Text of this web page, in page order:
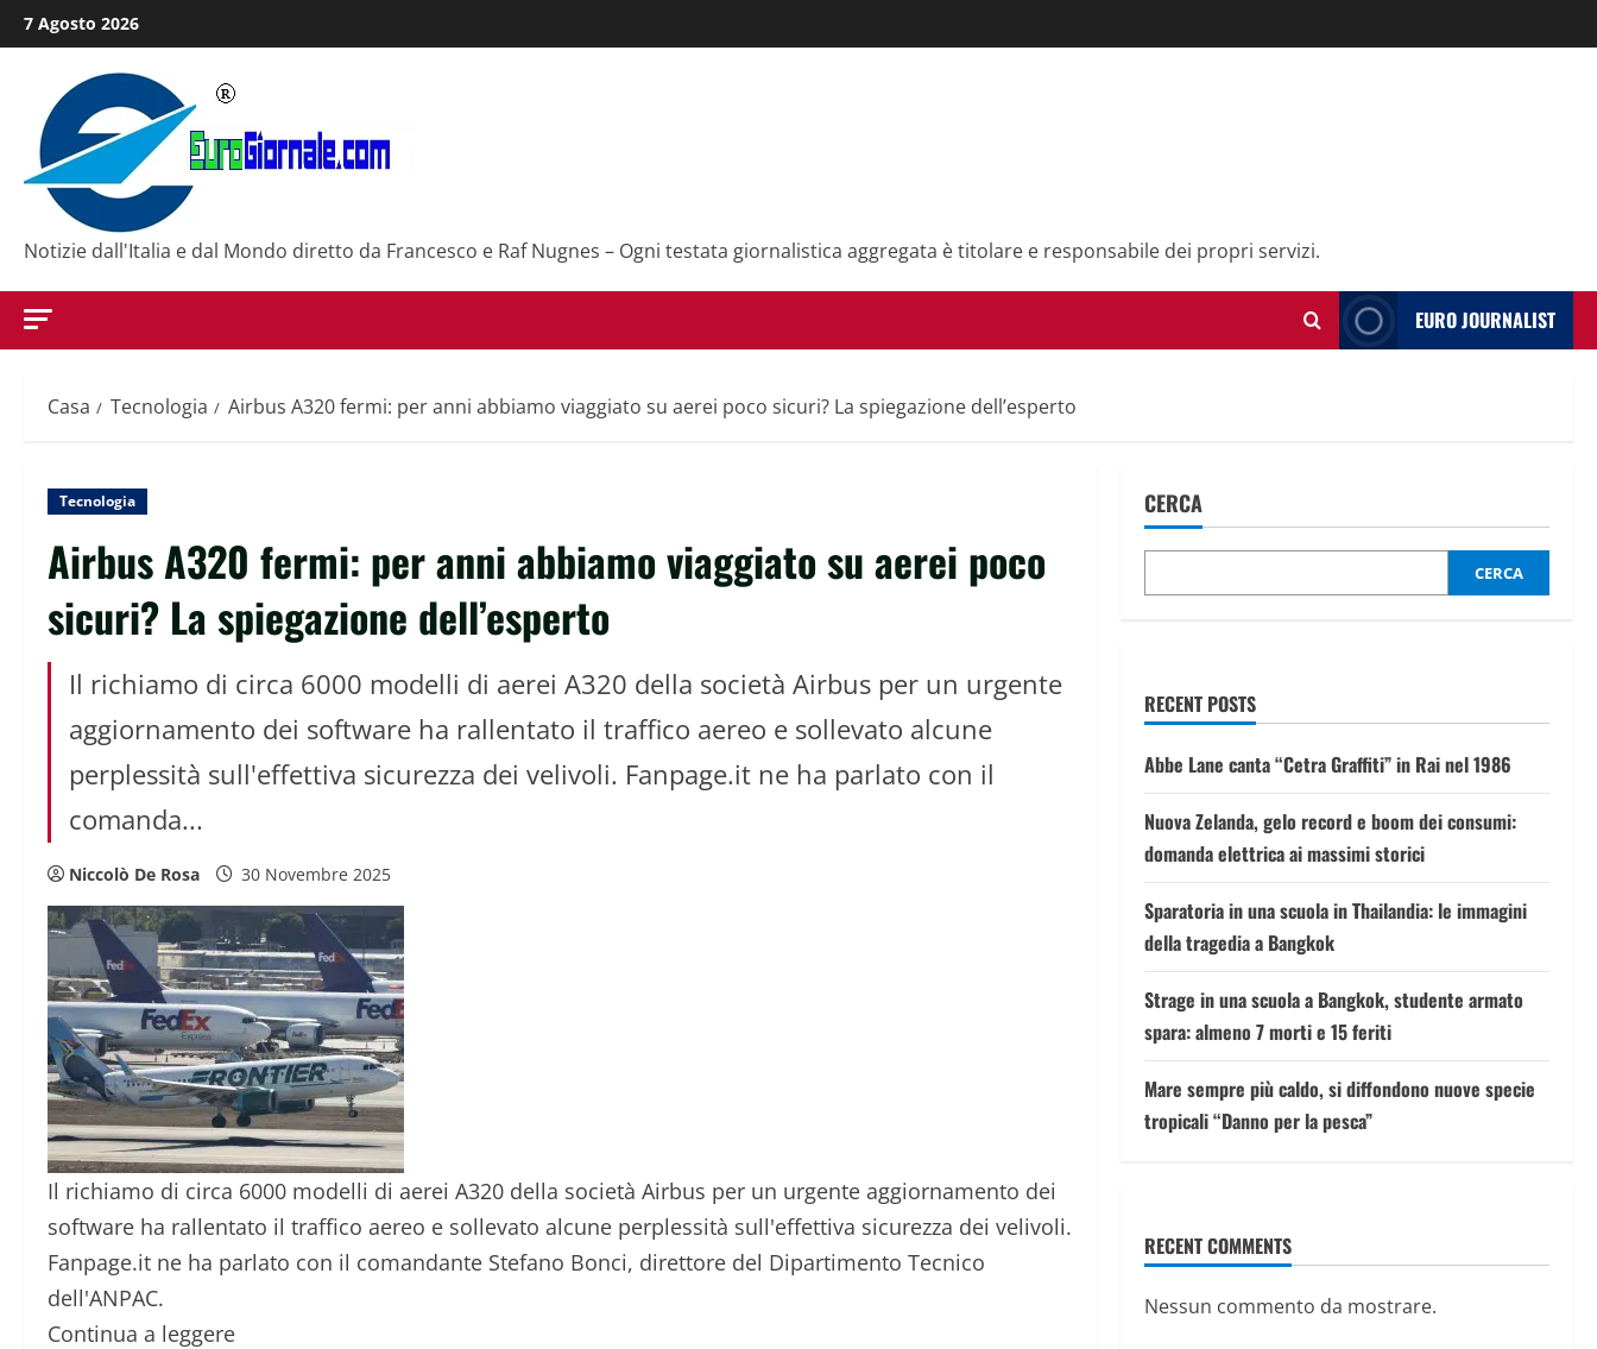
Salta
al
contenuto
7 Agosto 2026
Notizie dall'Italia e dal Mondo diretto da Francesco e Raf Nugnes – Ogni testata giornalistica aggregata è titolare e responsabile dei propri servizi.
EURO JOURNALIST
Casa Tecnologia Airbus A320 fermi: per anni abbiamo viaggiato su aerei poco sicuri? La spiegazione dell’esperto
Tecnologia
Airbus A320 fermi: per anni abbiamo viaggiato su aerei poco
sicuri? La spiegazione dell’esperto
Il richiamo di circa 6000 modelli di aerei A320 della società Airbus per un urgente
aggiornamento dei software ha rallentato il traffico aereo e sollevato alcune
perplessità sull'effettiva sicurezza dei velivoli. Fanpage.it ne ha parlato con il
comanda...
Niccolò De Rosa 30 Novembre 2025
Il richiamo di circa 6000 modelli di aerei A320 della società Airbus per un urgente aggiornamento dei
software ha rallentato il traffico aereo e sollevato alcune perplessità sull'effettiva sicurezza dei velivoli.
Fanpage.it ne ha parlato con il comandante Stefano Bonci, direttore del Dipartimento Tecnico
dell'ANPAC.
Continua a leggere
CERCA
CERCA
RECENT POSTS
Abbe Lane canta “Cetra Graffiti” in Rai nel 1986
Nuova Zelanda, gelo record e boom dei consumi:
domanda elettrica ai massimi storici
Sparatoria in una scuola in Thailandia: le immagini
della tragedia a Bangkok
Strage in una scuola a Bangkok, studente armato
spara: almeno 7 morti e 15 feriti
Mare sempre più caldo, si diffondono nuove specie
tropicali “Danno per la pesca”
RECENT COMMENTS
Nessun commento da mostrare.